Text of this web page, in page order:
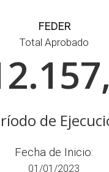
FEDER
Total Aprobado
de
Fecha de Inicio:
01/01/2023